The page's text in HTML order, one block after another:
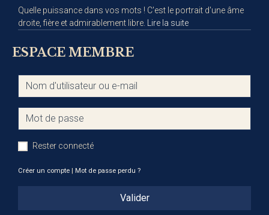
Quelle puissance dans vos mots ! C'est le portrait d'une âme
droite, fière et admirablement libre. Lire la suite
ESPACE MEMBRE
Rester connecté
Créer un compte Mot de passe perdu ?
Valider